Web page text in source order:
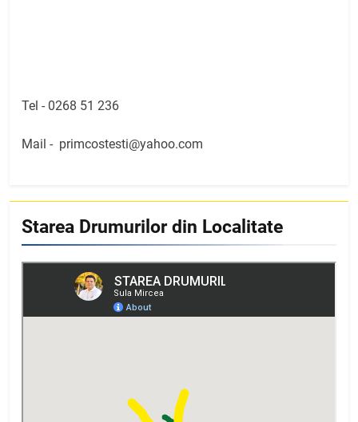
Tel - 0268 51 236
Mail - primcostesti@yahoo.com
Starea Drumurilor din Localitate